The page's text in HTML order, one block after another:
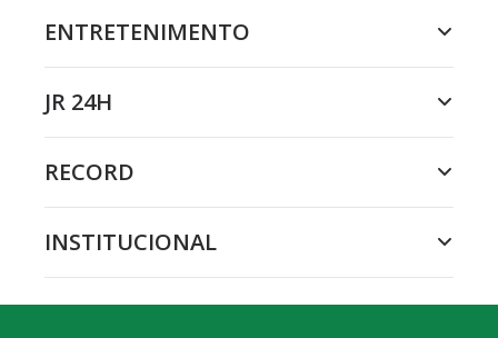
ENTRETENIMENTO
JR 24H
RECORD
INSTITUCIONAL